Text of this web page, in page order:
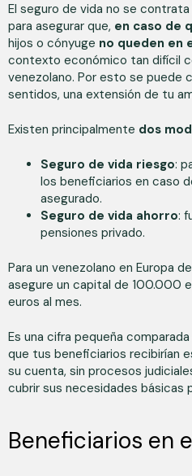
El seguro de vida no se
para asegurar que, en caso de
hijos o cónyuge no queden en
contexto económico tan difícil
venezolano. Por esto se puede
sentidos, una extensión de tu
Existen principalmente dos
Seguro de vida riesgo:
los beneficiarios en caso
asegurado.
Seguro de vida ahorro:
pensiones privado.
Para un venezolano en Europa
asegure un capital de 100.000
euros al mes.
Es una cifra pequeña
que tus beneficiarios recibirían
su cuenta, sin procesos
cubrir sus necesidades básicas
Beneficiarios en